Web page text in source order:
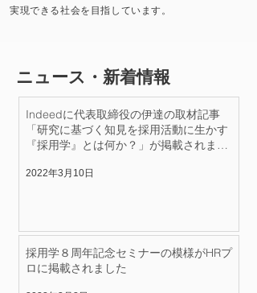
実現できる社会を目指しています。
​ニュース・新着情報
Indeedに代表取締役の伊達の取材記事
「研究に基づく知見を採用活動に生かす
『採用学』とは何か？」が掲載されまし
2022年3月10日
採用学８周年記念セミナーの模様がHRプ
ロに掲載されました